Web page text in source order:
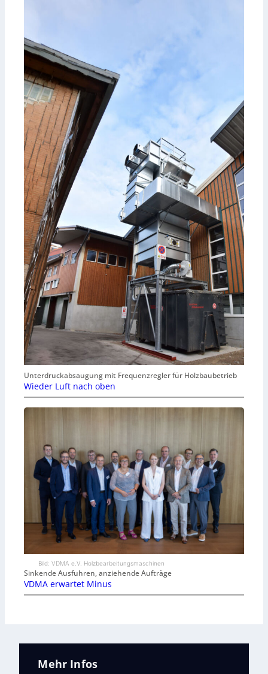
Unterdruckabsaugung mit Frequenzregler für Holzbaubetrieb
Wieder Luft nach oben
Bild: VDMA e.V. Holzbearbeitungsmaschinen
Sinkende Ausfuhren, anziehende Aufträge
VDMA erwartet Minus
Mehr Infos